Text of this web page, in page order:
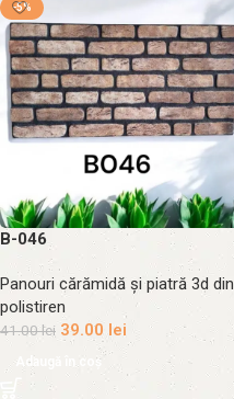
-5%
B-046
Panouri cărămidă și piatră 3d din
polistiren
41.00lei 39.00 lei
Adaugă în coș